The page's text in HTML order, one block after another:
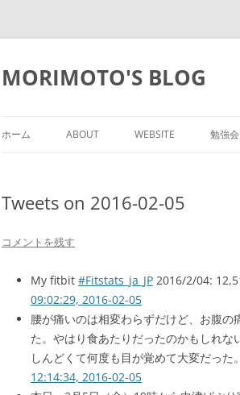
コ
ン
ツ
ッ
MORIMOTO'S BLOG
ホーム ABOUT WEBSITE 勉強会
Tweets on 2016-02-05
コメントを残す
My fitbit #Fitstats_ja_JP 2016/2/04:
09:02:29, 2016-02-05
腰が痛いのは相変わらずだけど、お腹
た。やはり食あたりだったのかもしれな
しんどくて何度も目が覚めて大変だった
12:14:34, 2016-02-05